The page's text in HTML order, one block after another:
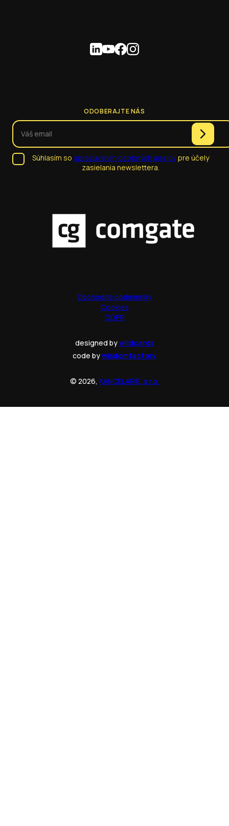
ODOBERAJTE NÁS
Súhlasím so spracúvaním osobných údajovpre účely
zasielania newslettera.
Obchodné podmienky
Cookies
GDPR
designed bywildcards
code bywisdomfactory
© 2026, KANCELARIE, s.r.o.